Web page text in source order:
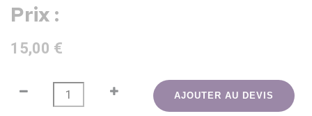
Prix :
15,00 €
AJOUTER AU DEVIS